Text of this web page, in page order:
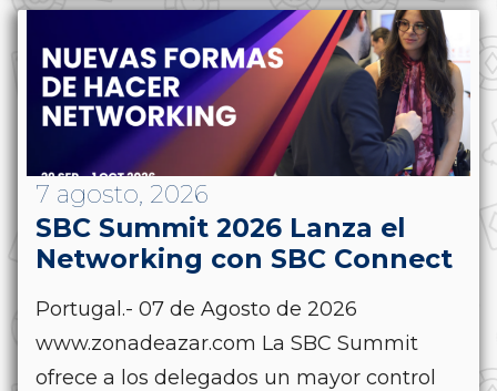
7 agosto, 2026
SBC Summit 2026 Lanza el
Networking con SBC Connect
Portugal.- 07 de Agosto de 2026
www.zonadeazar.com La SBC Summit
ofrece a los delegados un mayor control